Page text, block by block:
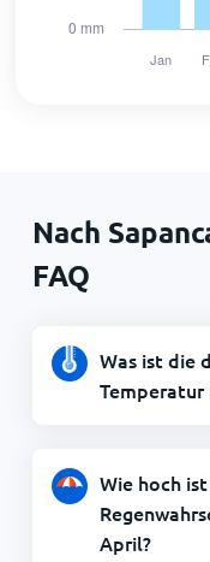
Nach
FAQ
Was ist die
Temperatur
Wie hoch
April?